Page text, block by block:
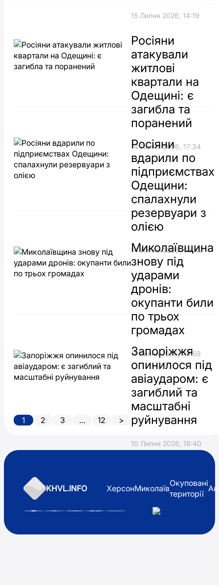
15 Липня 2026, 14:19
Росіяни
атакували
житлові
квартали на
Одещині: є
загибла та
поранений
14 Липня 2026, 17:34
Росіяни
вдарили по
підприємствах
Одещини:
спалахнули
резервуари з
олією
14 Липня 2026, 09:42
Миколаївщина
знову під
ударами
дронів:
окупанти били
по трьох
громадах
11 Липня 2026, 09:59
Запоріжжя
опинилося під
авіаударом: є
загиблий та
масштабні
руйнування
10 Липня 2026, 18:40
Пагінація
записів
Page
1 Page
2 Page
3 … Page
12 >
KHVL.INFO ХерсонМиколаїв
Окуповані
території